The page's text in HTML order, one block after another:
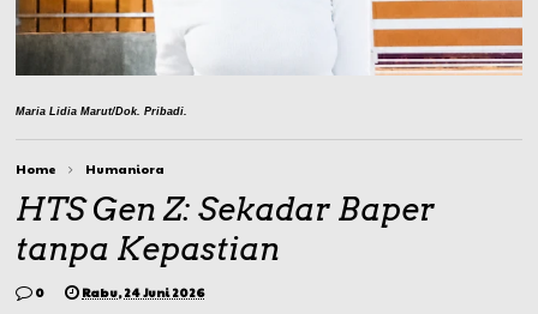
Maria Lidia Marut/Dok. Pribadi.
Home Humaniora
HTS Gen Z: Sekadar Baper
tanpa Kepastian
0 Rabu, 24 Juni 2026